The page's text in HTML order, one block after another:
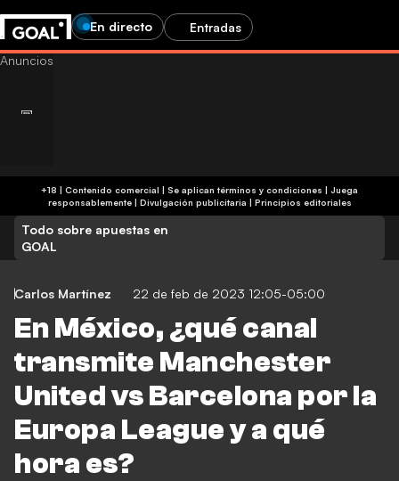
En directo Entradas
+18 | Contenido comercial | Se aplican términos y condiciones | Juega
responsablemente| Divulgación publicitaria | Principios editoriales
Todo sobre apuestas en
GOAL
Carlos Martínez 22 de feb de 2023 12:05-05:00
En México, ¿qué canal
transmite Manchester
United vs Barcelona por la
Europa League y a qué
hora es?